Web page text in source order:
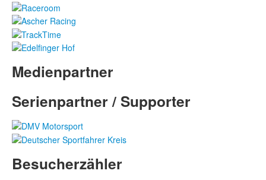
Medienpartner
Serienpartner / Supporter
Besucherzähler